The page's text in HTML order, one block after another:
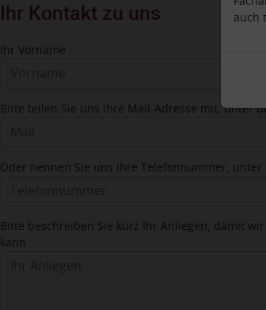
auch
Ihr Kontakt zu uns
Ihr Vorname
Bitte teilen Sie uns Ihre Mail-Adresse mit, unter
Oder nennen Sie uns Ihre Telefonnummer, unter
Bitte beschreiben Sie kurz Ihr Anliegen, damit
kann.